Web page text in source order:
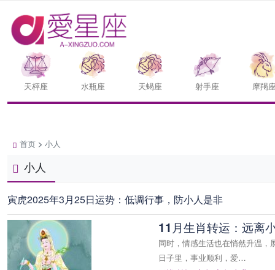
天枰座 水瓶座 天蝎座 射手座 摩羯
首页 > 小人
小人
寅虎2025年3月25日运势：低调行事，防小人是非
11月生肖转运：远离
同时，情感生活也在悄然升温
日子里，事业顺利，爱…